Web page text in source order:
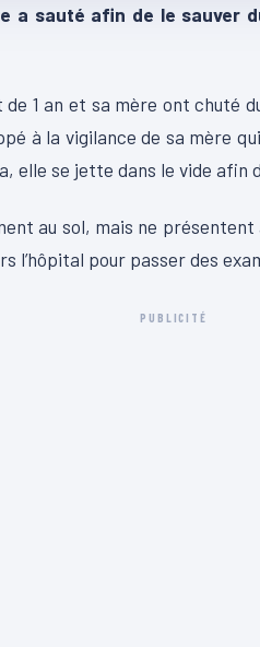
a sauté afin de le sauver
1 an et sa mère ont chuté
à la vigilance de sa mère
elle se jette dans le vide afin
au sol, mais ne
l’hôpital pour passer des
PUBLICITÉ